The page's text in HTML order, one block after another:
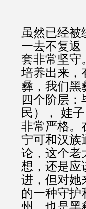
虽然已经被
一去不复返
套非常坚守
培养出来，
彝，我们黑
四个阶层
民）， 娃
非常严格。
宁可和汉族
论，这个老
想，还是应
进，但对她
的一种守护
州，也是黑